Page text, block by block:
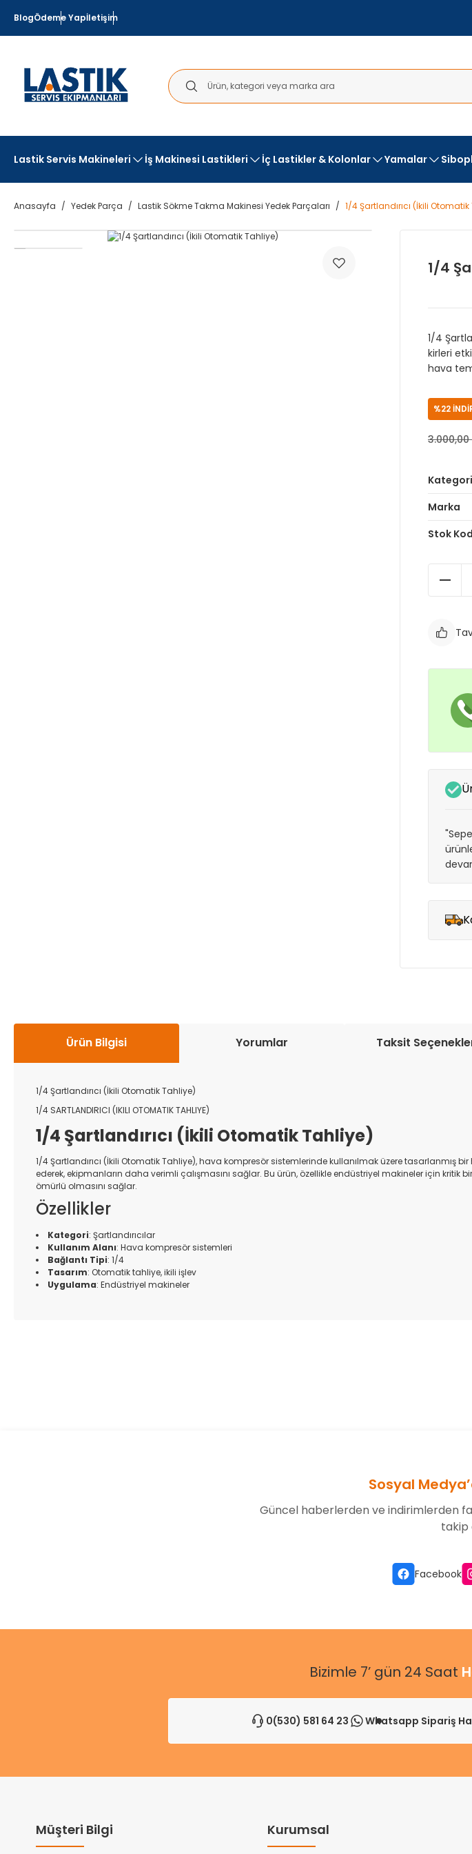
BlogÖdeme Yapİletişim
Lastik Servis Makineleri İş Makinesi Lastikleri İç Lastikler & Kolonlar Yamalar
Anasayfa Yedek Parça Lastik Sökme Takma Makinesi Yedek Parçaları 1/4 Şartlandırıcı (İkili
1/4
1/4
kirleri
hava
%22
3.000,00
Kategori
Marka
Stok
Ürün Bilgisi Yorumlar Taksit
1/4 Şartlandırıcı (İkili Otomatik Tahliye)
1/4 SARTLANDIRICI (IKILI OTOMATIK TAHLIYE)
1/4 Şartlandırıcı (İkili Otomatik Tahliye)
1/4 Şartlandırıcı (İkili Otomatik Tahliye), hava kompresör sistemlerinde kullanılmak üzere tasarlanmış
ederek, ekipmanların daha verimli çalışmasını sağlar. Bu ürün, özellikle endüstriyel makineler için
ömürlü olmasını sağlar.
Özellikler
Kategori: Şartlandırıcılar
Kullanım Alanı: Hava kompresör sistemleri
Bağlantı Tipi: 1/4
Tasarım: Otomatik tahliye, ikili işlev
Uygulama: Endüstriyel makineler
Sosyal
Güncel haberlerden ve indirimlerden
takip
Facebook
Bizimle 7’ gün 24 Saat
0(530) 581 64 23 Whatsapp Sipariş
Müşteri Bilgi Kurumsal